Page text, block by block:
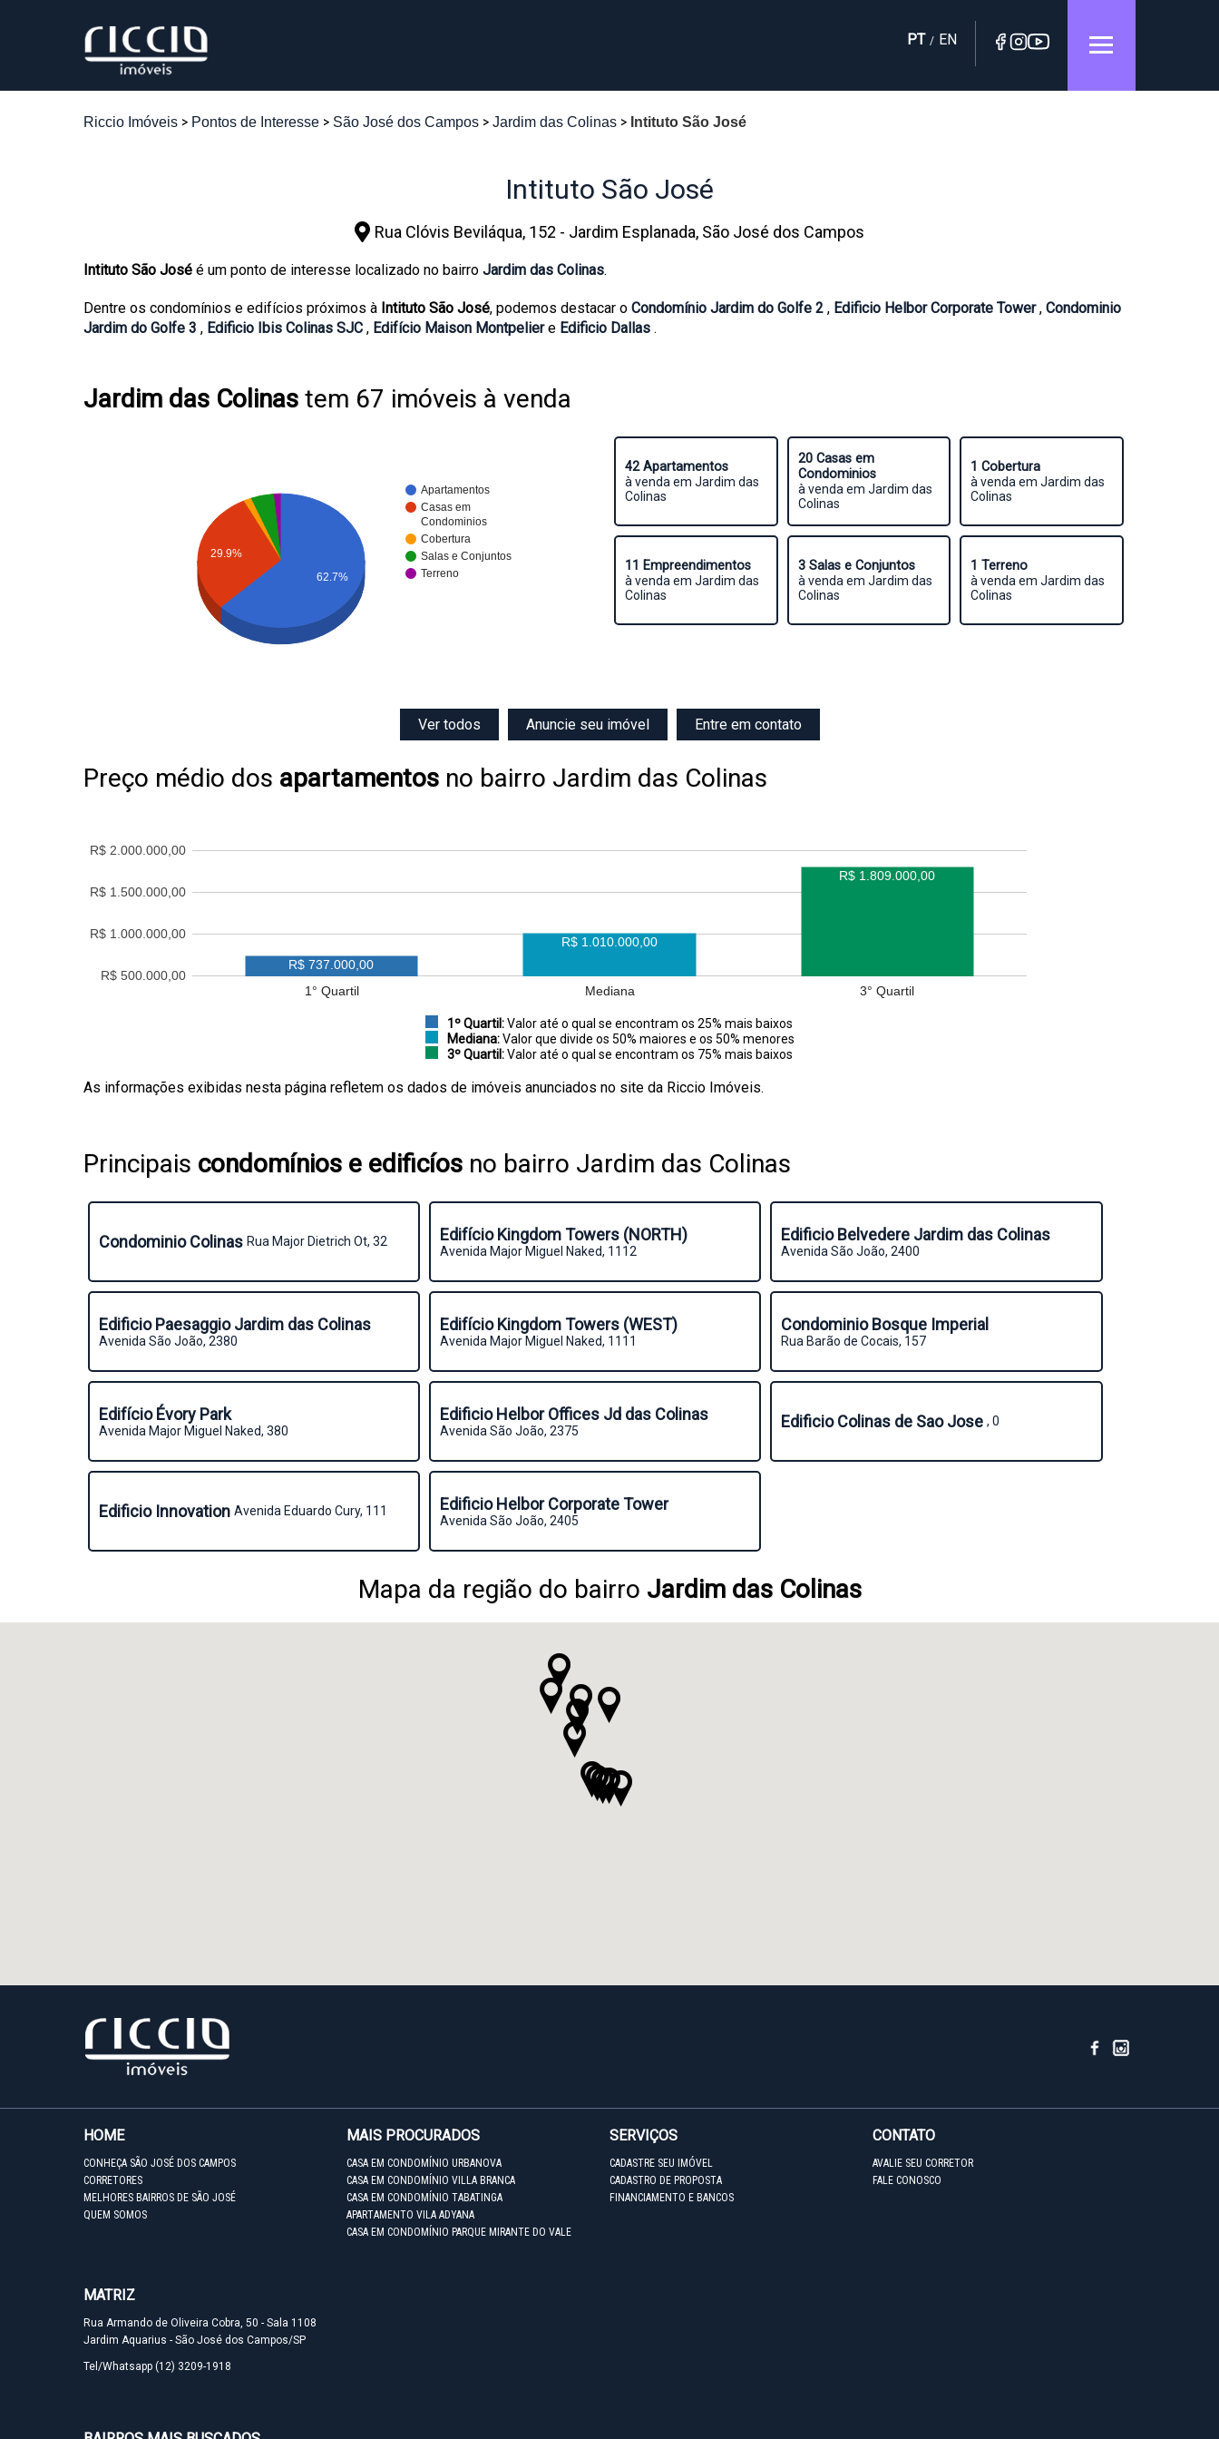
PT / EN
Riccio Imóveis Pontos de Interesse São José dos Campos Jardim das Colinas Intituto São José
Intituto São José
Rua Clóvis Beviláqua, 152 - Jardim Esplanada, São José dos Campos
Intituto São José é um ponto de interesse localizado no bairro Jardim das Colinas.
Dentre os condomínios e edifícios próximos à Intituto São José, podemos destacar o Condomínio Jardim do Golfe 2 , Edificio Helbor Corporate Tower, Condominio
Jardim do Golfe 3 , Edificio Ibis Colinas SJC , Edifício Maison Montpeliere Edificio Dallas .
Jardim das Colinas tem 67 imóveis à venda
Apartamentos
Casas em
Condominios
Cobertura
Salas e Conjuntos
Terreno
29.9%
62.7%
42 Apartamentos
à venda em Jardim das
Colinas
20 Casas em
Condominios
à venda em Jardim das
Colinas
1 Cobertura
à venda em Jardim das
Colinas
11 Empreendimentos
à venda em Jardim das
Colinas
3 Salas e Conjuntos
à venda em Jardim das
Colinas
1 Terreno
à venda em Jardim das
Colinas
Ver todos Anuncie seu imóvel Entre em contato
Preço médio dos apartamentos no bairro Jardim das Colinas
1° Quartil Mediana 3° Quartil
R$ 500.000,00
R$ 1.000.000,00
R$ 1.500.000,00
R$ 2.000.000,00
R$ 737.000,00
R$ 1.010.000,00
R$ 1.809.000,00
1º Quartil:Valor até o qual se encontram os 25% mais baixos
Mediana:Valor que divide os 50% maiores e os 50% menores
3º Quartil:Valor até o qual se encontram os 75% mais baixos
As informações exibidas nesta página refletem os dados de imóveis anunciados no site da Riccio Imóveis.
Principais condomínios e edificíos no bairro Jardim das Colinas
Condominio Colinas Rua Major Dietrich Ot, 32 Edifício Kingdom Towers (NORTH)
Avenida Major Miguel Naked, 1112
Edificio Belvedere Jardim das Colinas
Avenida São João, 2400
Edificio Paesaggio Jardim das Colinas
Avenida São João, 2380
Edifício Kingdom Towers (WEST)
Avenida Major Miguel Naked, 1111
Condominio Bosque Imperial
Rua Barão de Cocais, 157
Edifício Évory Park
Avenida Major Miguel Naked, 380
Edificio Helbor Offices Jd das Colinas
Avenida São João, 2375 Edificio Colinas de Sao Jose, 0
Edificio Innovation Avenida Eduardo Cury, 111 Edificio Helbor Corporate Tower
Avenida São João, 2405
Mapa da região do bairro Jardim das Colinas
HOME
CONHEÇA SÃO JOSÉ DOS CAMPOS
CORRETORES
MELHORES BAIRROS DE SÃO JOSÉ
QUEM SOMOS
MAIS PROCURADOS
CASA EM CONDOMÍNIO URBANOVA
CASA EM CONDOMÍNIO VILLA BRANCA
CASA EM CONDOMÍNIO TABATINGA
APARTAMENTO VILA ADYANA
CASA EM CONDOMÍNIO PARQUE MIRANTE DO VALE
SERVIÇOS
CADASTRE SEU IMÓVEL
CADASTRO DE PROPOSTA
FINANCIAMENTO E BANCOS
CONTATO
AVALIE SEU CORRETOR
FALE CONOSCO
MATRIZ
Rua Armando de Oliveira Cobra, 50 - Sala 1108
Jardim Aquarius - São José dos Campos/SP
Tel/Whatsapp (12) 3209-1918